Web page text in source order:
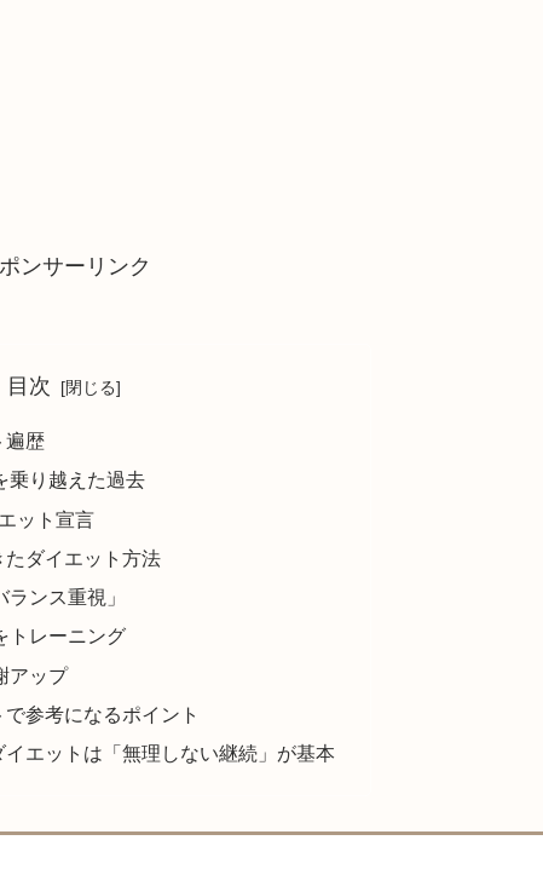
ンサーリンク
目次
遍歴
乗り越えた過去
ット宣言
ダイエット方法
ンス重視」
トレーニング
アップ
参考になるポイント
エットは「無理しない継続」が基本